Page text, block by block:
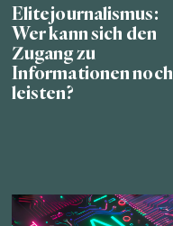
Elitejournalismus:
Wer kann sich den
Zugang zu
Informationen noch
leisten?